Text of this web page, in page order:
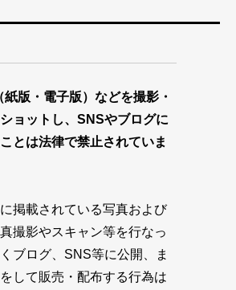
版・電子版）などを撮影・
ョットし、SNSやブログに
とは法律で禁止されていま
掲載されている写真および
撮影やスキャン等を行なっ
ブログ、SNS等に公開、ま
して販売・配布する行為は